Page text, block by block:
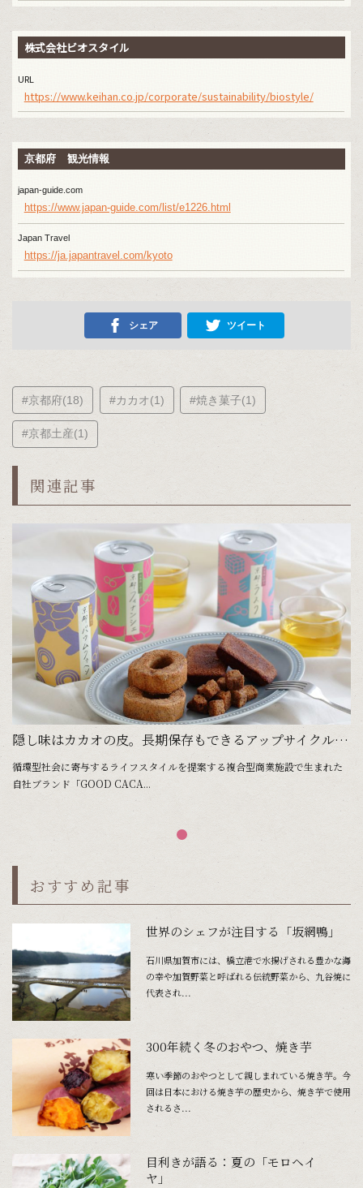
株式会社ビオスタイル
URL
https://www.keihan.co.jp/corporate/sustainability/biostyle/
京都府 観光情報
japan-guide.com
https://www.japan-guide.com/list/e1226.html
Japan Travel
https://ja.japantravel.com/kyoto
シェア ツイート
#京都府(18) #カカオ(1) #焼き菓子(1)
#京都土産(1)
関連記事
隠し味はカカオの皮。長期保存もできるアップサイクル焼き菓子
循環型社会に寄与するライフスタイルを提案する複合型商業施設で生まれた
自社ブランド「GOOD CACA...
おすすめ記事
世界のシェフが注目する「坂網鴨」
石川県加賀市には、橋立港で水揚げされる豊かな海
の幸や加賀野菜と呼ばれる伝統野菜から、九谷焼に
代表され...
300年続く冬のおやつ、焼き芋
寒い季節のおやつとして親しまれている焼き芋。今
回は日本における焼き芋の歴史から、焼き芋で使用
されるさ...
目利きが語る：夏の「モロヘイ
ヤ」